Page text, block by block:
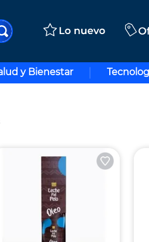
y Bienestar